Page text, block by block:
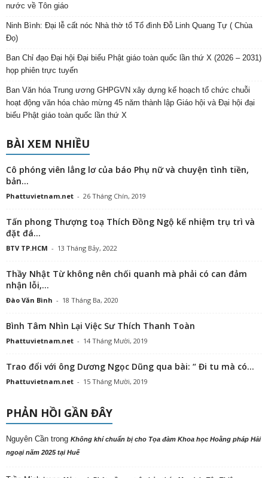
nước về Tôn giáo
Ninh Bình: Đại lễ cất nóc Nhà thờ tổ Tổ đình Đỗ Linh Quang Tự ( Chùa
Đọ)
Ban Chỉ đạo Đại hội Đại biểu Phật giáo toàn quốc lần thứ X (2026 – 2031)
họp phiên trực tuyến
Ban Văn hóa Trung ương GHPGVN xây dựng kế hoạch tổ chức chuỗi
hoạt động văn hóa chào mừng 45 năm thành lập Giáo hội và Đại hội đại
biểu Phật giáo toàn quốc lần thứ X
BÀI XEM NHIỀU
Cô phóng viên lẳng lơ của báo Phụ nữ và chuyện tình tiền,
bản...
Phattuvietnam.net - 26 Tháng Chín, 2019
Tấn phong Thượng toạ Thích Đồng Ngộ kế nhiệm trụ trì và
đặt đá...
BTV TP.HCM - 13 Tháng Bảy, 2022
Thầy Nhật Từ không nên chối quanh mà phải có can đảm
nhận lỗi,...
Đào Văn Bình - 18 Tháng Ba, 2020
Bình Tâm Nhìn Lại Việc Sư Thích Thanh Toàn
Phattuvietnam.net - 14 Tháng Mười, 2019
Trao đổi với ông Dương Ngọc Dũng qua bài: “ Đi tu mà có...
Phattuvietnam.net - 15 Tháng Mười, 2019
PHẢN HỒI GẦN ĐÂY
Nguyên Cần trong Không khí chuẩn bị cho Tọa đàm Khoa học Hoằng pháp Hải
ngoại năm 2025 tại Huế